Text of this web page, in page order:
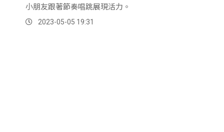
小朋友跟著節奏唱跳展現活力。
2023-05-05 19:31